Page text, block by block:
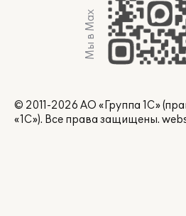
Мы в Max
© 2011-2026 АО «Группа 1С»
«1С»). Все права защищены.